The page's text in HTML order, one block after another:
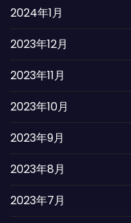
2024年1月
2023年12月
2023年11月
2023年10月
2023年9月
2023年8月
2023年7月